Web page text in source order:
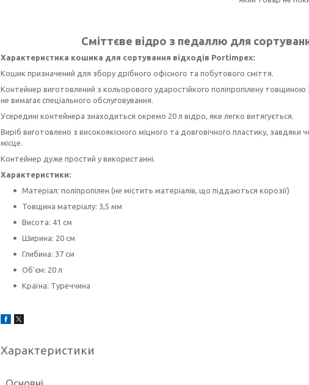
Сміттєве відро з педаллю для
Характеристика кошика для сортування відходів Portimpex:
Кошик призначений для збору дрібного офісного та побутового сміття.
Контейнер виготовлений з кольорового ударостійкого поліпропілену товщиною
не вимагає спеціального обслуговування.
Усередині контейнера знаходиться окремо 20 л відро, яке легко витягується.
Виріб виготовлено з високоякісного міцного та довговічного пластику, завдяки
місце.
Контейнер дуже простий у використанні.
Характеристики:
Матеріал: поліпропілен (не містить матеріалів, що піддаються корозії)
Товщина матеріалу: 3,5 мм
Висота: 41 см
Ширина: 20 см
Глибина: 37 см
Об'єм: 20 л
Країна: Туреччина
Характеристики